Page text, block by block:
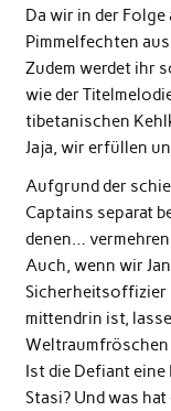
Da wir in der Folge
Pimmelfechten
Zudem werdet ihr
wie der
tibetanischen
Jaja, wir erfüllen
Aufgrund der
Captains separat
denen…
Auch, wenn wir
Sicherheitsoffizier
mittendrin ist,
Weltraumfröschen
Ist die Defiant eine
Stasi? Und was